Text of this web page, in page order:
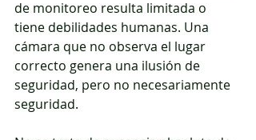
de monitoreo resulta limitada o
tiene debilidades humanas. Una
cámara que no observa el lugar
correcto genera una ilusión de
seguridad, pero no necesariamente
seguridad.